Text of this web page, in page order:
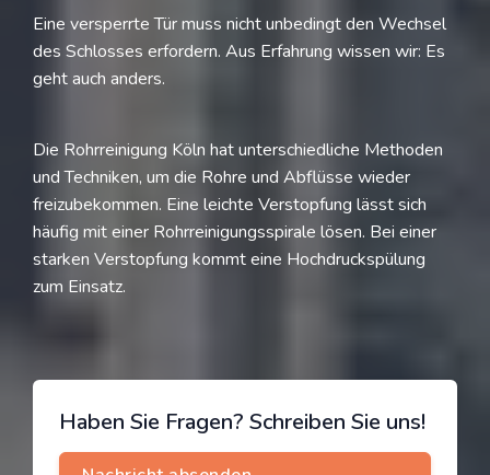
Eine versperrte Tür muss nicht unbedingt den Wechsel
des Schlosses erfordern. Aus Erfahrung wissen wir: Es
geht auch anders.
Die Rohrreinigung Köln hat unterschiedliche Methoden
und Techniken, um die Rohre und Abflüsse wieder
freizubekommen. Eine leichte Verstopfung lässt sich
häufig mit einer Rohrreinigungsspirale lösen. Bei einer
starken Verstopfung kommt eine Hochdruckspülung
zum Einsatz.
Haben Sie Fragen? Schreiben Sie uns!